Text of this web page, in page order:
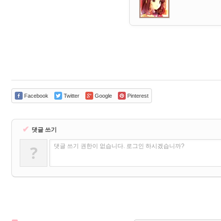
Facebook Twitter Google Pinterest
✔ 댓글 쓰기
? 댓글 쓰기 권한이 없습니다. 로그인 하시겠습니까?